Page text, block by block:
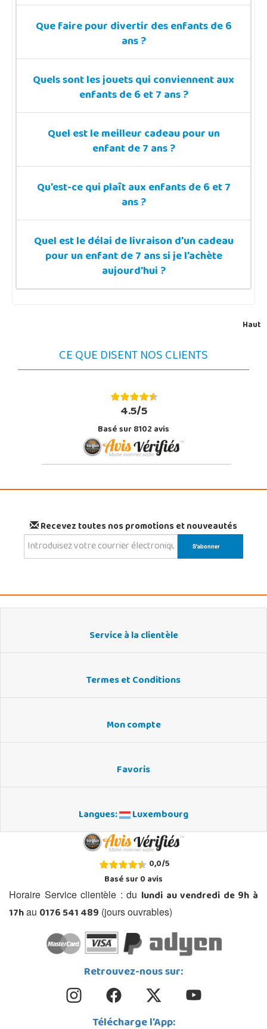
Que faire pour divertir des enfants de 6
ans ?
Quels sont les jouets qui conviennent aux
enfants de 6 et 7 ans ?
Quel est le meilleur cadeau pour un
enfant de 7 ans ?
Qu'est-ce qui plaît aux enfants de 6 et 7
ans ?
Quel est le délai de livraison d'un cadeau
pour un enfant de 7 ans si je l'achète
aujourd'hui ?
Haut
CE QUE DISENT NOS CLIENTS
4.5/5
Basé sur 8102 avis
Recevez toutes nos promotions et nouveautés
Service à la clientèle
Termes et Conditions
Mon compte
Favoris
Langues: Luxembourg
0,0/5
Basé sur0avis
Horaire Service clientèle : du lundi au vendredi de 9h à
17hau 0176 541 489 (jours ouvrables)
Retrouvez-nous sur:
Télécharge l'App: